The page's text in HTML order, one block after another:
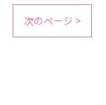
次のページ >